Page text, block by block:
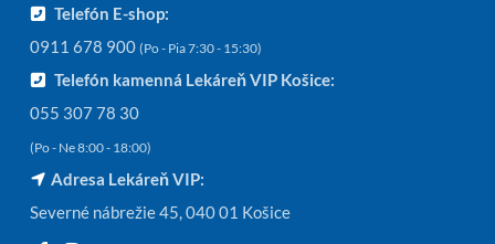
Telefón E-shop:
0911 678 900 (Po - Pia 7:30 - 15:30)
Telefón kamenná Lekáreň VIP Košice:
055 307 78 30
(Po - Ne 8:00 - 18:00)
Adresa Lekáreň VIP:
Severné nábrežie 45, 040 01 Košice